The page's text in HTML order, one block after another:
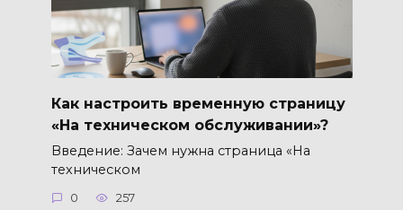
Как настроить временную страницу
«На техническом обслуживании»?
Введение: Зачем нужна страница «На
техническом
0 257